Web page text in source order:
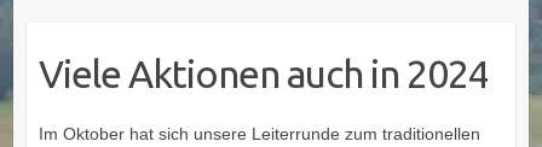
Viele Aktionen auch in 2024
Im Oktober hat sich unsere Leiterrunde zum traditionellen